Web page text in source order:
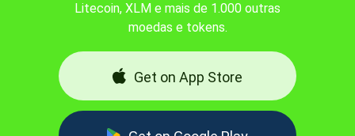
Litecoin, XLM e mais de 1.000 outras
moedas e tokens.
Get on App Store